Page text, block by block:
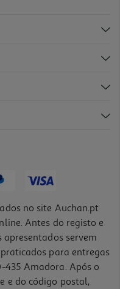
no site Auchan.pt
Antes do registo e
servem
para entregas
Amadora. Após o
e do código postal,